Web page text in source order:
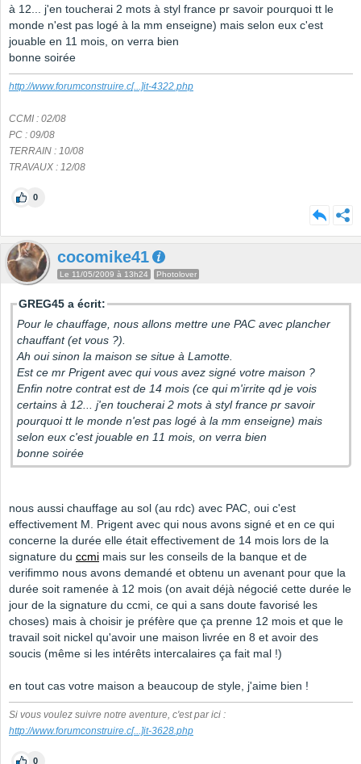
à 12... j'en toucherai 2 mots à styl france pr savoir pourquoi tt le
monde n'est pas logé à la mm enseigne) mais selon eux c'est
jouable en 11 mois, on verra bien
bonne soirée
http://www.forumconstruire.c[...]it-4322.php
CCMI : 02/08
PC : 09/08
TERRAIN : 10/08
TRAVAUX : 12/08
0
cocomike41
Le 11/05/2009 à 13h24 Photolover
GREG45 a écrit:
Pour le chauffage, nous allons mettre une PAC avec plancher
chauffant (et vous ?).
Ah oui sinon la maison se situe à Lamotte.
Est ce mr Prigent avec qui vous avez signé votre maison ?
Enfin notre contrat est de 14 mois (ce qui m'irrite qd je vois
certains à 12... j'en toucherai 2 mots à styl france pr savoir
pourquoi tt le monde n'est pas logé à la mm enseigne) mais
selon eux c'est jouable en 11 mois, on verra bien
bonne soirée
nous aussi chauffage au sol (au rdc) avec PAC, oui c'est
effectivement M. Prigent avec qui nous avons signé et en ce qui
concerne la durée elle était effectivement de 14 mois lors de la
signature du ccmi mais sur les conseils de la banque et de
verifimmo nous avons demandé et obtenu un avenant pour que la
durée soit ramenée à 12 mois (on avait déjà négocié cette durée le
jour de la signature du ccmi, ce qui a sans doute favorisé les
choses) mais à choisir je préfère que ça prenne 12 mois et que le
travail soit nickel qu'avoir une maison livrée en 8 et avoir des
soucis (même si les intérêts intercalaires ça fait mal !)
en tout cas votre maison a beaucoup de style, j'aime bien !
Si vous voulez suivre notre aventure, c'est par ici :
http://www.forumconstruire.c[...]it-3628.php
0